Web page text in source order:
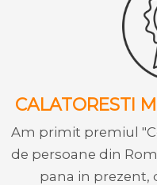
CALATORESTI
Am primit premiul
de persoane din
pana in prezent,